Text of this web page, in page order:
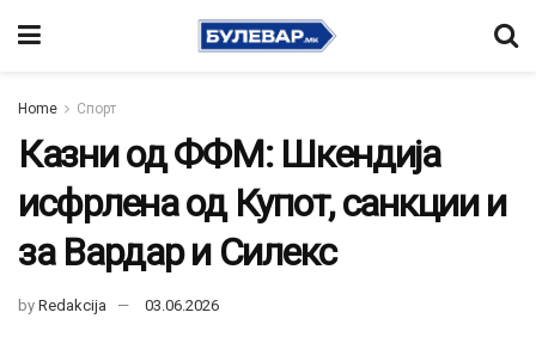
Home Спорт
Казни од ФФМ: Шкендија
исфрлена од Купот, санкции и
за Вардар и Силекс
by Redakcija 03.06.2026